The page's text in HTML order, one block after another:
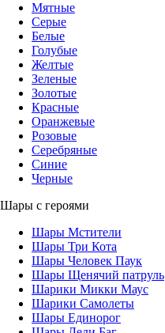
Мятные
Серые
Белые
Голубые
Желтые
Зеленые
Золотые
Красные
Оранжевые
Розовые
Серебряные
Синие
Черные
Шары с героями
Шары Мстители
Шары Три Кота
Шары Человек Паук
Шары Щенячий патруль
Шарики Микки Маус
Шарики Самолеты
Шары Единорог